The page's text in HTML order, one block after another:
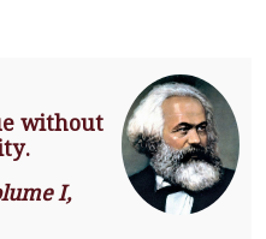
without
I,